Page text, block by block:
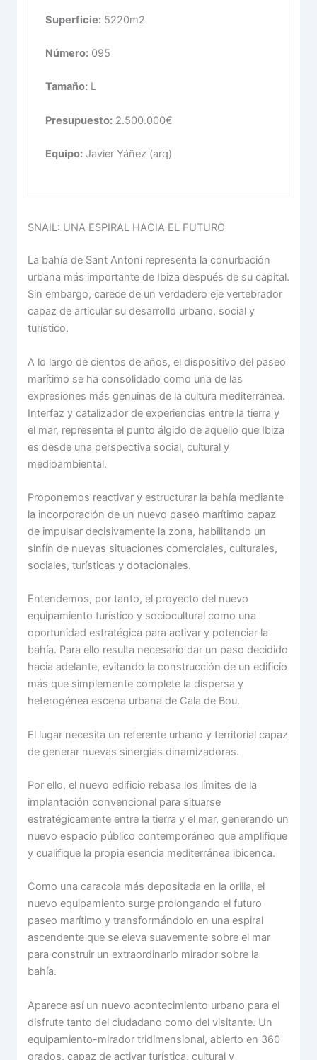
Superficie:5220m2
Número:095
Tamaño:L
Presupuesto:2.500.000€
Equipo:Javier Yáñez (arq)
SNAIL: UNA ESPIRAL HACIA EL FUTURO
La bahía de Sant Antoni representa la conurbación
urbana más importante de Ibiza después de su capital.
Sin embargo, carece de un verdadero eje vertebrador
capaz de articular su desarrollo urbano, social y
turístico.
A lo largo de cientos de años, el dispositivo del paseo
marítimo se ha consolidado como una de las
expresiones más genuinas de la cultura mediterránea.
Interfaz y catalizador de experiencias entre la tierra y
el mar, representa el punto álgido de aquello que Ibiza
es desde una perspectiva social, cultural y
medioambiental.
Proponemos reactivar y estructurar la bahía mediante
la incorporación de un nuevo paseo marítimo capaz
de impulsar decisivamente la zona, habilitando un
sinfín de nuevas situaciones comerciales, culturales,
sociales, turísticas y dotacionales.
Entendemos, por tanto, el proyecto del nuevo
equipamiento turístico y sociocultural como una
oportunidad estratégica para activar y potenciar la
bahía. Para ello resulta necesario dar un paso decidido
hacia adelante, evitando la construcción de un edificio
más que simplemente complete la dispersa y
heterogénea escena urbana de Cala de Bou.
El lugar necesita un referente urbano y territorial capaz
de generar nuevas sinergias dinamizadoras.
Por ello, el nuevo edificio rebasa los límites de la
implantación convencional para situarse
estratégicamente entre la tierra y el mar, generando un
nuevo espacio público contemporáneo que amplifique
y cualifique la propia esencia mediterránea ibicenca.
Como una caracola más depositada en la orilla, el
nuevo equipamiento surge prolongando el futuro
paseo marítimo y transformándolo en una espiral
ascendente que se eleva suavemente sobre el mar
para construir un extraordinario mirador sobre la
bahía.
Aparece así un nuevo acontecimiento urbano para el
disfrute tanto del ciudadano como del visitante. Un
equipamiento-mirador tridimensional, abierto en 360
grados, capaz de activar turística, cultural y